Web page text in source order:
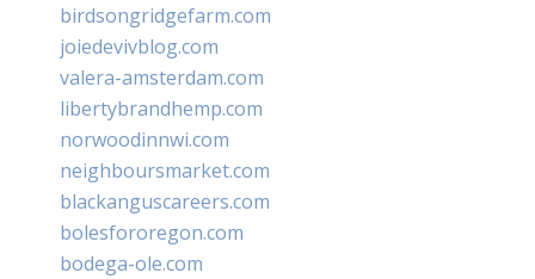
birdsongridgefarm.com
joiedevivblog.com
valera-amsterdam.com
libertybrandhemp.com
norwoodinnwi.com
neighboursmarket.com
blackanguscareers.com
bolesfororegon.com
bodega-ole.com